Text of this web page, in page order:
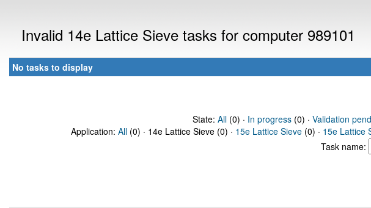
Invalid 14e Lattice Sieve tasks for computer 989101
No tasks to display
State: All(0) · In progress(0) · Validation
Application: All (0) · 14e Lattice Sieve (0) · 15e Lattice Sieve (0) · 15e Lattice
Task name: